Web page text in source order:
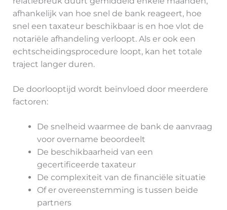
afhankelijk van hoe snel de bank reageert, hoe
snel een taxateur beschikbaar is en hoe vlot de
notariële afhandeling verloopt. Als er ook een
echtscheidingsprocedure loopt, kan het totale
traject langer duren.
De doorlooptijd wordt beïnvloed door meerdere
factoren:
De snelheid waarmee de bank de aanvraag
voor overname beoordeelt
De beschikbaarheid van een
gecertificeerde taxateur
De complexiteit van de financiële situatie
Of er overeenstemming is tussen beide
partners